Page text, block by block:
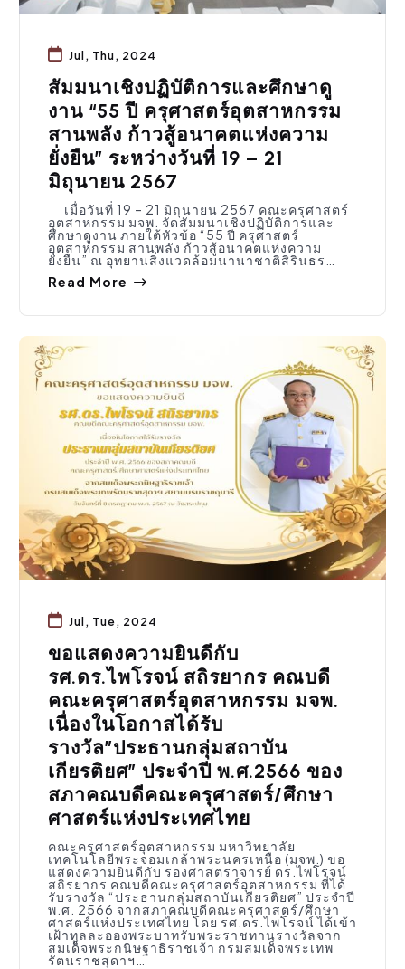
Jul, Thu, 2024
สัมมนาเชิงปฏิบัติการและศึกษาดู
งาน “55 ปี ครุศาสตร์อุตสาหกรรม
สานพลัง ก้าวสู้อนาคตแห่งความ
ยั่งยืน” ระหว่างวันที่ 19 – 21
มิถุนายน 2567
เมื่อวันที่ 19 – 21 มิถุนายน 2567 คณะครุศาสตร์
อุตสาหกรรม มจพ. จัดสัมมนาเชิงปฏิบัติการและ
ศึกษาดูงาน ภายใต้หัวข้อ “55 ปี ครุศาสตร์
อุตสาหกรรม สานพลัง ก้าวสู้อนาคตแห่งความ
ยั่งยืน” ณ อุทยานสิ่งแวดล้อมนานาชาติสิรินธร…
Read More
Jul, Tue, 2024
ขอแสดงความยินดีกับ
รศ.ดร.ไพโรจน์ สถิรยากร คณบดี
คณะครุศาสตร์อุตสาหกรรม มจพ.
เนื่องในโอกาสได้รับ
รางวัล”ประธานกลุ่มสถาบัน
เกียรติยศ” ประจำปี พ.ศ.2566 ของ
สภาคณบดีคณะครุศาสตร์/ศึกษา
ศาสตร์แห่งประเทศไทย
คณะครุศาสตร์อุตสาหกรรม มหาวิทยาลัย
เทคโนโลยีพระจอมเกล้าพระนครเหนือ (มจพ.) ขอ
แสดงความยินดีกับ รองศาสตราจารย์ ดร.ไพโรจน์
สถิรยากร คณบดีคณะครุศาสตร์อุตสาหกรรม ที่ได้
รับรางวัล “ประธานกลุ่มสถาบันเกียรติยศ” ประจำปี
พ.ศ. 2566 จากสภาคณบดีคณะครุศาสตร์/ศึกษา
ศาสตร์แห่งประเทศไทย โดย รศ.ดร.ไพโรจน์ ได้เข้า
เฝ้าทูลละอองพระบาทรับพระราชทานรางวัลจาก
สมเด็จพระกนิษฐาธิราชเจ้า กรมสมเด็จพระเทพ
รัตนราชสุดาฯ…